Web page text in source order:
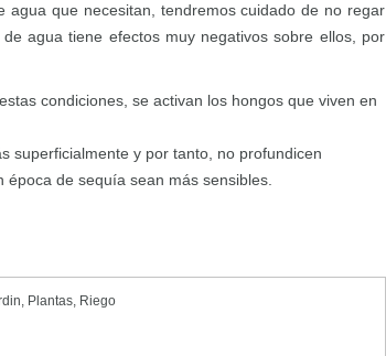
agua que necesitan, tendremos cuidado de no regar
agua tiene efectos muy negativos sobre ellos, por
condiciones, se activan los hongos que viven en
superficialmente y por tanto, no profundicen
de sequía sean más sensibles.
, Plantas, Riego